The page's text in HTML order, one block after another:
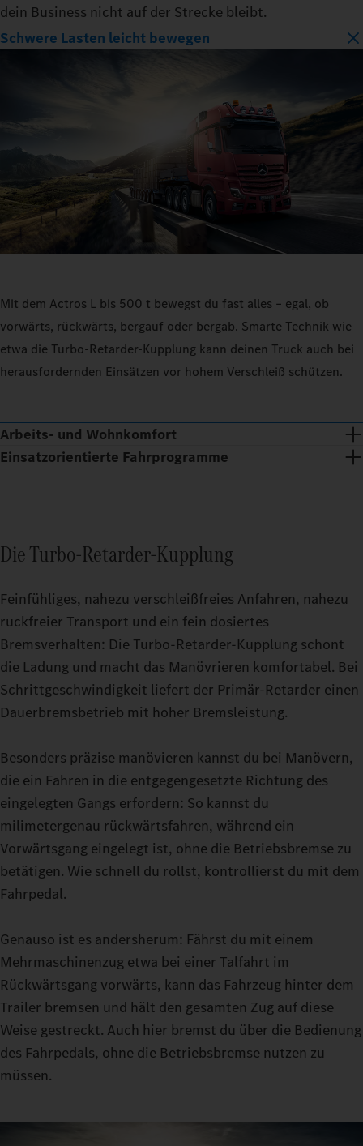
dein Business nicht auf der Strecke bleibt.
Schwere Lasten leicht bewegen
Mit dem Actros L bis 500 t bewegst du fast alles – egal, ob
vorwärts, rückwärts, bergauf oder bergab. Smarte Technik wie
etwa die Turbo-Retarder-Kupplung kann deinen Truck auch bei
herausfordernden Einsätzen vor hohem Verschleiß schützen.
Arbeits- und Wohnkomfort
Erholsame Pausen auch auf anstrengenden Touren: Mit dem
Fahrerhaus GigaSpace und dem Fahrerhaus BigSpace kannst du
Einsatzorientierte Fahrprogramme
Zuschaltbare Fahrmodi machen es dir einfacher, deinen
oder unter hoher Last in anspruchsvollem Terrain: Stell deinen
Actros L bis 500 t während der Fahrt genau auf den Modus ein,
den deine aktuelle Fahrt erfordert. Mit ECO, HEAVY oder
MANUAL stehen dir dafür drei Optionen zur Verfügung.
Feinfühlige Manöver gelingen dir dank der Turbo-Retarder-
Kupplung im Rangiermodus: Denn mit konstantem Vortrieb
kannst du auch bei sehr schweren Lasten nahezu ohne
Die Turbo-Retarder-Kupplung
Feinfühliges, nahezu verschleißfreies Anfahren, nahezu
ruckfreier Transport und ein fein dosiertes
Bremsverhalten: Die Turbo-Retarder-Kupplung schont
die Ladung und macht das Manövrieren komfortabel. Bei
Schrittgeschwindigkeit liefert der Primär-Retarder einen
Dauerbremsbetrieb mit hoher Bremsleistung.
Besonders präzise manövieren kannst du bei Manövern,
die ein Fahren in die entgegengesetzte Richtung des
eingelegten Gangs erfordern: So kannst du
milimetergenau rückwärtsfahren, während ein
Vorwärtsgang eingelegt ist, ohne die Betriebsbremse zu
betätigen. Wie schnell du rollst, kontrollierst du mit dem
Fahrpedal.
Genauso ist es andersherum: Fährst du mit einem
Mehrmaschinenzug etwa bei einer Talfahrt im
Rückwärtsgang vorwärts, kann das Fahrzeug hinter dem
Trailer bremsen und hält den gesamten Zug auf diese
Weise gestreckt. Auch hier bremst du über die Bedienung
des Fahrpedals, ohne die Betriebsbremse nutzen zu
müssen.